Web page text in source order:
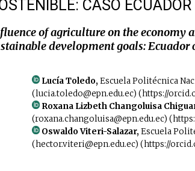
CASO ECUADOR
of agriculture on the economy
development goals: Ecuador
Lucía Toledo, Escuela Politécnica
(lucia.toledo@epn.edu.ec) (https://
Roxana Lizbeth Changoluisa
(roxana.changoluisa@epn.edu.ec)
Oswaldo Viteri-Salazar, Escuela
(hector.viteri@epn.edu.ec) (https://